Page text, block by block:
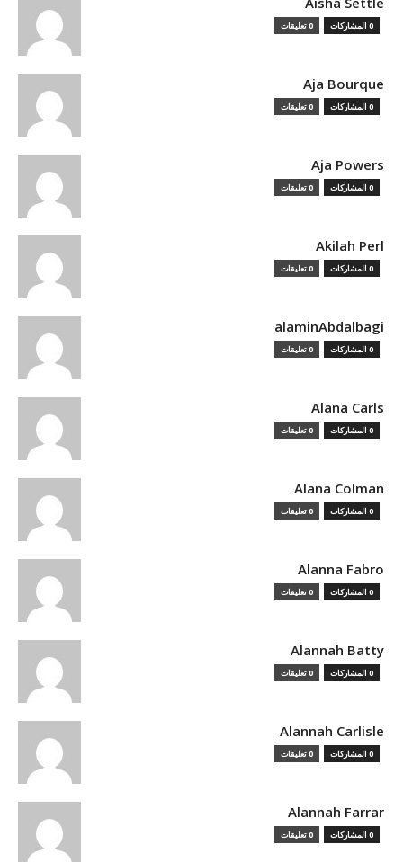
0 المشاركات 0 تعليقات
Aja Bourque
0 المشاركات 0 تعليقات
Aja Powers
0 المشاركات 0 تعليقات
Akilah Perl
0 المشاركات 0 تعليقات
alaminAbdalbagi
0 المشاركات 0 تعليقات
Alana Carls
0 المشاركات 0 تعليقات
Alana Colman
0 المشاركات 0 تعليقات
Alanna Fabro
0 المشاركات 0 تعليقات
Alannah Batty
0 المشاركات 0 تعليقات
Alannah Carlisle
0 المشاركات 0 تعليقات
Alannah Farrar
0 المشاركات 0 تعليقات